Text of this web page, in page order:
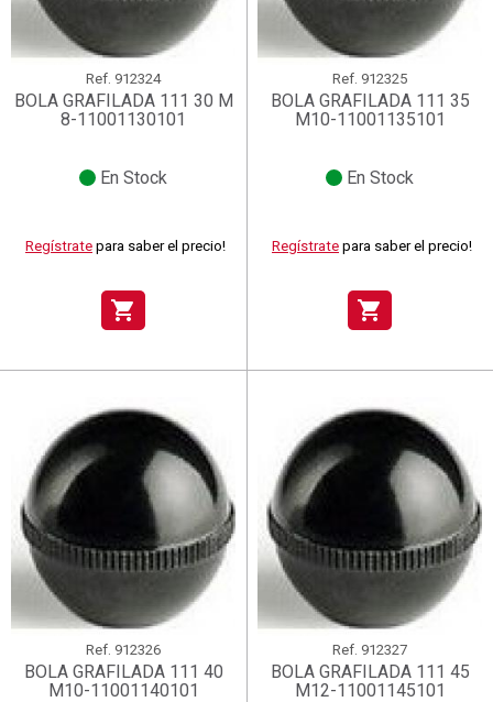
Ref. 912324
BOLA GRAFILADA 111 30 M
8-11001130101
En Stock
Regístrate para saber el precio!
shopping_cart
Ref. 912325
BOLA GRAFILADA 111 35
M10-11001135101
En Stock
Regístrate para saber el precio!
shopping_cart
Ref. 912326
BOLA GRAFILADA 111 40
M10-11001140101
Ref. 912327
BOLA GRAFILADA 111 45
M12-11001145101